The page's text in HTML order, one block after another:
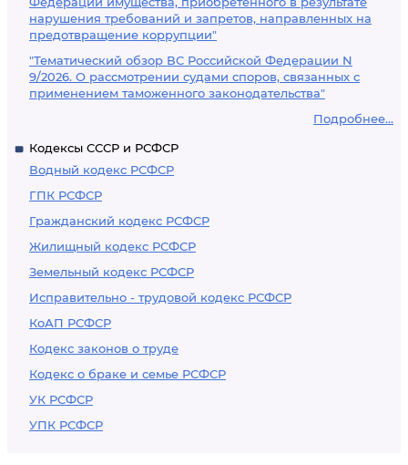
нарушения требований и запретов, направленных на
предотвращение коррупции"
"Тематический обзор ВС Российской Федерации N
9/2026. О рассмотрении судами споров, связанных с
применением таможенного законодательства"
Подробнее...
Кодексы СССР и РСФСР
Водный кодекс РСФСР
ГПК РСФСР
Гражданский кодекс РСФСР
Жилищный кодекс РСФСР
Земельный кодекс РСФСР
Исправительно - трудовой кодекс РСФСР
КоАП РСФСР
Кодекс законов о труде
Кодекс о браке и семье РСФСР
УК РСФСР
УПК РСФСР